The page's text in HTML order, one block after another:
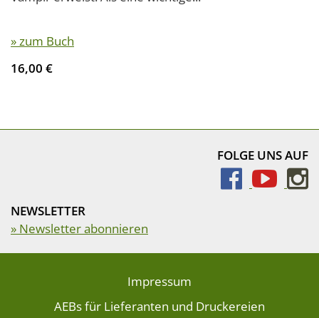
» zum Buch
16,00 €
FOLGE UNS AUF
NEWSLETTER
» Newsletter abonnieren
Impressum
AEBs für Lieferanten und Druckereien